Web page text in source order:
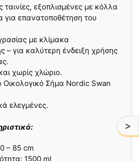
>
εξοπλισμένες με κόλλα
για επανατοποθέτηση του
με κλίμακα
– για καλύτερη ένδειξη χρήσης
χωρίς χλώριο.
Οικολογικό Σήμα Nordic Swan
ελεγμένες.
– 85 cm
1500 ml